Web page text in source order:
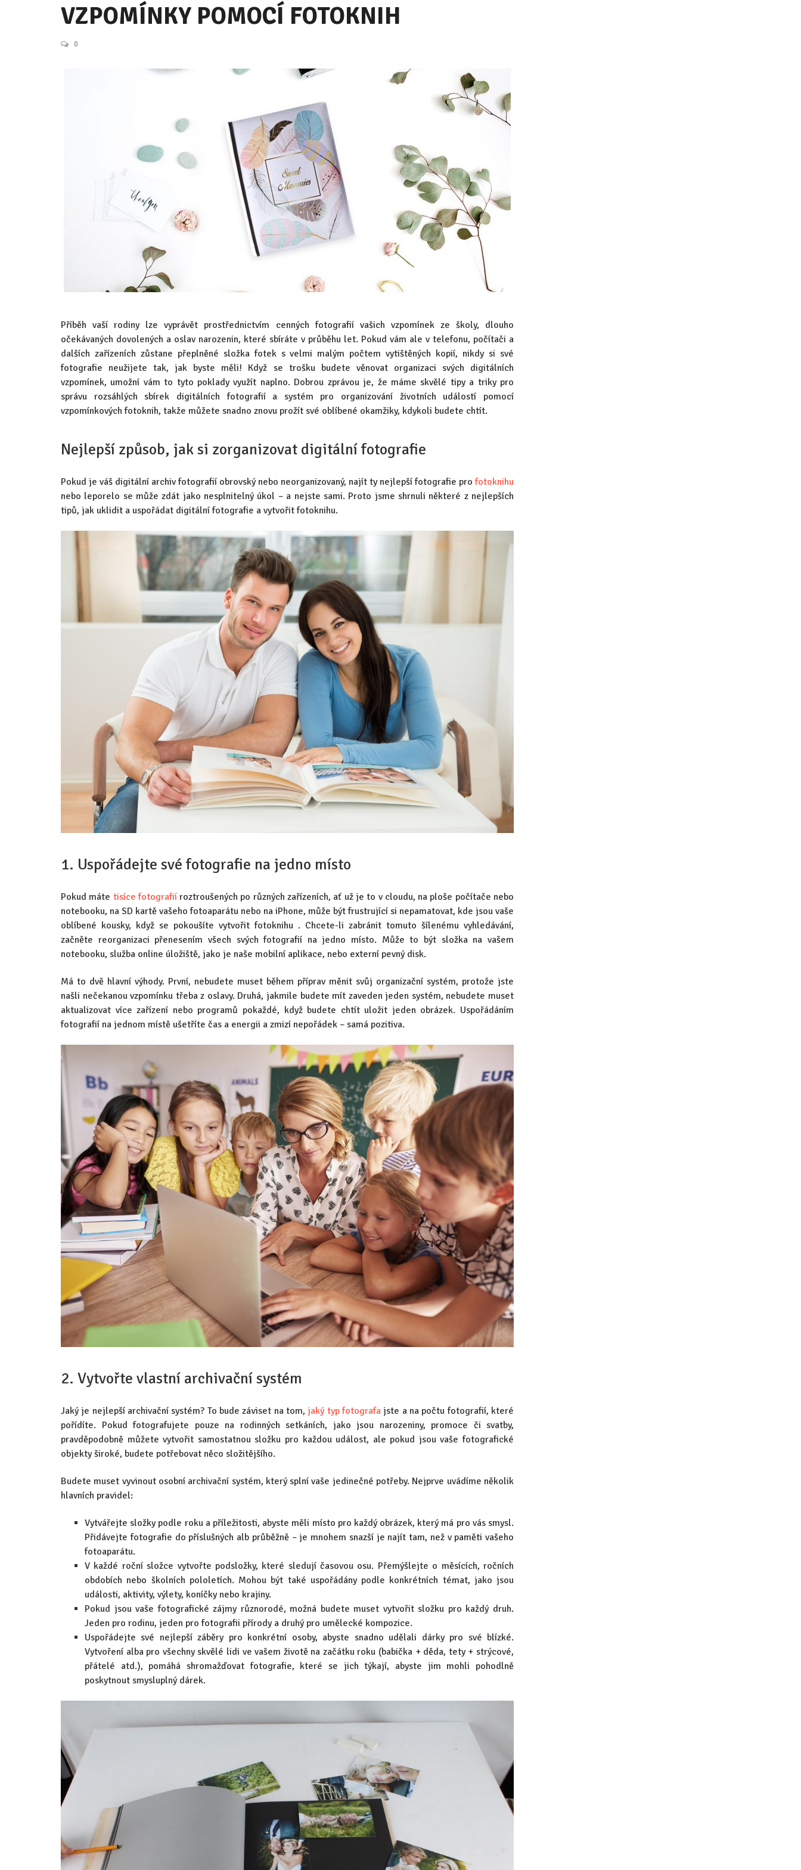
VZPOMÍNKY POMOCÍ FOTOKNIH
0
Příběh vaší rodiny lze vyprávět prostřednictvím cenných fotografií vašich vzpomínek ze školy, dlouho
očekávaných dovolených a oslav narozenin, které sbíráte v průběhu let. Pokud vám ale v telefonu, počítači a
dalších zařízeních zůstane přeplněné složka fotek s velmi malým počtem vytištěných kopií, nikdy si své
fotografie neužijete tak, jak byste měli! Když se trošku budete věnovat organizaci svých digitálních
vzpomínek, umožní vám to tyto poklady využít naplno. Dobrou zprávou je, že máme skvělé tipy a triky pro
správu rozsáhlých sbírek digitálních fotografií a systém pro organizování životních událostí pomocí
vzpomínkových fotoknih, takže můžete snadno znovu prožít své oblíbené okamžiky, kdykoli budete chtít.
Nejlepší způsob, jak si zorganizovat digitální fotografie
Pokud je váš digitální archiv fotografií obrovský nebo neorganizovaný, najít ty nejlepší fotografie profotoknihu
nebo leporelo se může zdát jako nesplnitelný úkol – a nejste sami. Proto jsme shrnuli některé z nejlepších
tipů, jak uklidit a uspořádat digitální fotografie a vytvořit fotoknihu.
1. Uspořádejte své fotografie na jedno místo
Pokud máte tisíce fotografiíroztroušených po různých zařízeních, ať už je to v cloudu, na ploše počítače nebo
notebooku, na SD kartě vašeho fotoaparátu nebo na iPhone, může být frustrující si nepamatovat, kde jsou vaše
oblíbené kousky, když se pokoušíte vytvořit fotoknihu . Chcete-li zabránit tomuto šílenému vyhledávání,
začněte reorganizaci přenesením všech svých fotografií na jedno místo. Může to být složka na vašem
notebooku, služba online úložiště, jako je naše mobilní aplikace, nebo externí pevný disk.
Má to dvě hlavní výhody. První, nebudete muset během příprav měnit svůj organizační systém, protože jste
našli nečekanou vzpomínku třeba z oslavy. Druhá, jakmile budete mít zaveden jeden systém, nebudete muset
aktualizovat více zařízení nebo programů pokaždé, když budete chtít uložit jeden obrázek. Uspořádáním
fotografií na jednom místě ušetříte čas a energii a zmizí nepořádek – samá pozitiva.
2. Vytvořte vlastní archivační systém
Jaký je nejlepší archivační systém? To bude záviset na tom, jaký typ fotografa jste a na počtu fotografií, které
pořídíte. Pokud fotografujete pouze na rodinných setkáních, jako jsou narozeniny, promoce či svatby,
pravděpodobně můžete vytvořit samostatnou složku pro každou událost, ale pokud jsou vaše fotografické
objekty široké, budete potřebovat něco složitějšího.
Budete muset vyvinout osobní archivační systém, který splní vaše jedinečné potřeby. Nejprve uvádíme několik
hlavních pravidel:
Vytvářejte složky podle roku a příležitosti, abyste měli místo pro každý obrázek, který má pro vás smysl.
Přidávejte fotografie do příslušných alb průběžně – je mnohem snazší je najít tam, než v paměti vašeho
fotoaparátu.
V každé roční složce vytvořte podsložky, které sledují časovou osu. Přemýšlejte o měsících, ročních
obdobích nebo školních pololetích. Mohou být také uspořádány podle konkrétních témat, jako jsou
události, aktivity, výlety, koníčky nebo krajiny.
Pokud jsou vaše fotografické zájmy různorodé, možná budete muset vytvořit složku pro každý druh.
Jeden pro rodinu, jeden pro fotografii přírody a druhý pro umělecké kompozice.
Uspořádejte své nejlepší záběry pro konkrétní osoby, abyste snadno udělali dárky pro své blízké.
Vytvoření alba pro všechny skvělé lidi ve vašem životě na začátku roku (babička + děda, tety + strýcové,
přátelé atd.), pomáhá shromažďovat fotografie, které se jich týkají, abyste jim mohli pohodlně
poskytnout smysluplný dárek.